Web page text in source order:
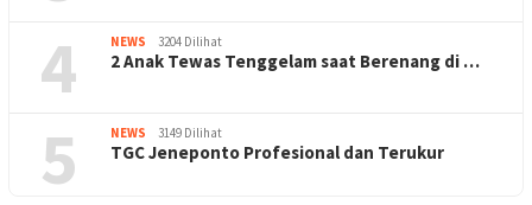
4 NEWS 3204 Dilihat
2 Anak Tewas Tenggelam saat Berenang di …
5 NEWS 3149 Dilihat
TGC Jeneponto Profesional dan Terukur